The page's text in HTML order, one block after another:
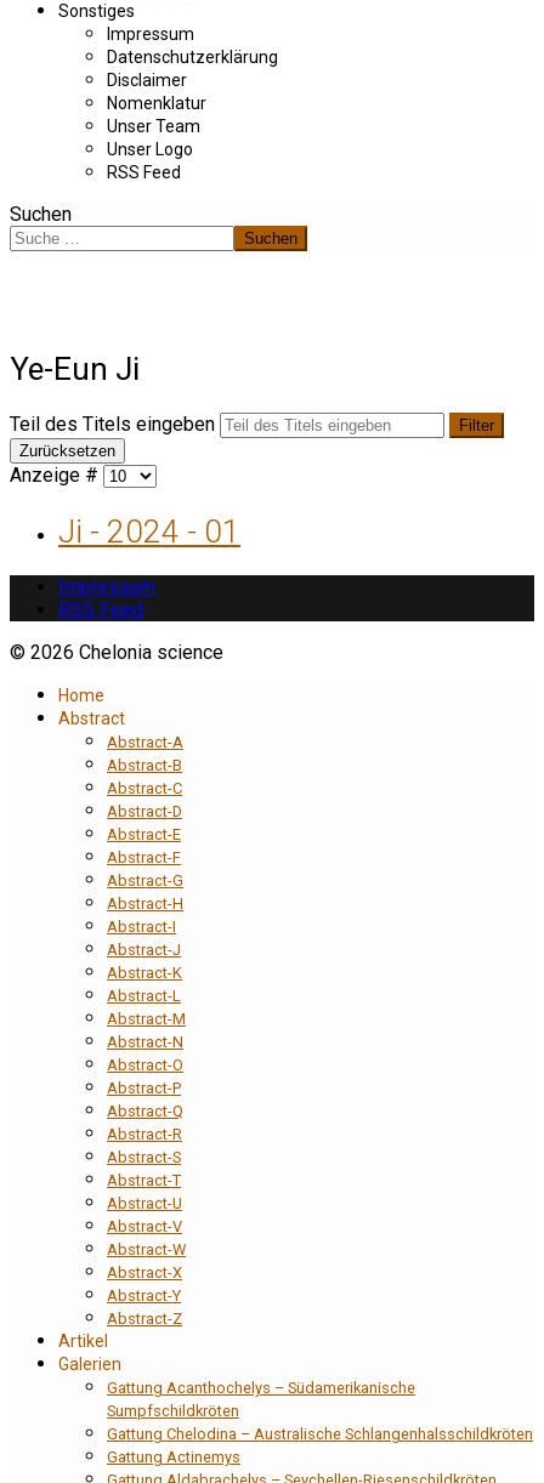
Sonstiges
Impressum
Datenschutzerklärung
Disclaimer
Nomenklatur
Unser Team
Unser Logo
RSS Feed
Suchen
Suchen
Ye-Eun Ji
Teil des Titels eingeben
Filter
Zurücksetzen
Anzeige #
Ji - 2024 - 01
Impressum
RSS Feed
© 2026 Chelonia science
Home
Abstract
Abstract-A
Abstract-B
Abstract-C
Abstract-D
Abstract-E
Abstract-F
Abstract-G
Abstract-H
Abstract-I
Abstract-J
Abstract-K
Abstract-L
Abstract-M
Abstract-N
Abstract-O
Abstract-P
Abstract-Q
Abstract-R
Abstract-S
Abstract-T
Abstract-U
Abstract-V
Abstract-W
Abstract-X
Abstract-Y
Abstract-Z
Artikel
Galerien
Gattung Acanthochelys – Südamerikanische
Sumpfschildkröten
Gattung Chelodina – Australische Schlangenhalsschildkröten
Gattung Actinemys